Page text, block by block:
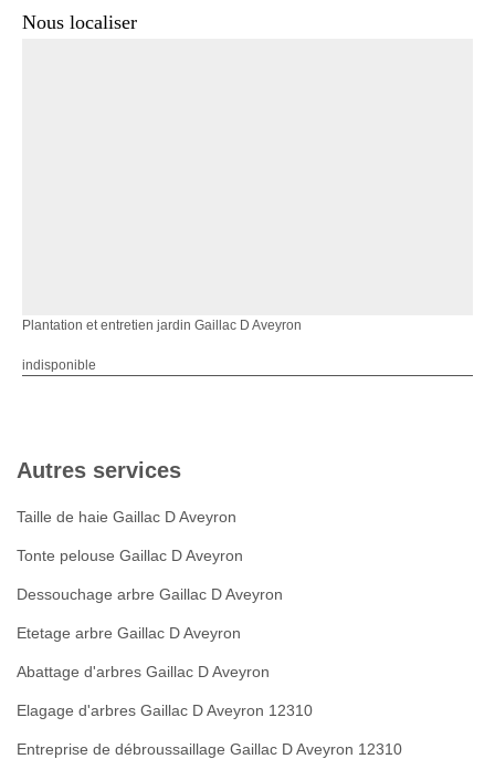
Nous localiser
Plantation et entretien jardin Gaillac D Aveyron
indisponible
Autres services
Taille de haie Gaillac D Aveyron
Tonte pelouse Gaillac D Aveyron
Dessouchage arbre Gaillac D Aveyron
Etetage arbre Gaillac D Aveyron
Abattage d'arbres Gaillac D Aveyron
Elagage d'arbres Gaillac D Aveyron 12310
Entreprise de débroussaillage Gaillac D Aveyron 12310